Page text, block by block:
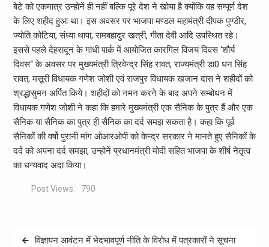
बेटे को एकमात्र उन्होनें ही नहीं बल्कि पूरे देश ने खोया है क्योंकि वह सम्पूर्ण देश
के लिए शहीद हुआ था। इस अवसर पर भाजपा मण्डल महामंत्री दीपक पुण्डीर,
ज्योति कोटिया, संध्या थापा, रामबहादुर खत्री, गीता देवी आदि उपस्थित रहे।
इससे पहले देहरादून के गांधी पार्क में आयोजित कारगिल विजय दिवस ‘शौर्य
दिवस‘‘ के अवसर पर मुख्यमंत्री त्रिवेन्द्र सिंह रावत, राज्यमंत्री डा0 धन सिंह
रावत, मसूरी विधायक गणेश जोशी एवं राजपुर विधायक खजान दास ने शहीदों को
श्रद्धासुमन अर्पित किये। शहीदों को नमन करने के बाद अपने सम्बोधन में
विधायक गणेश जोशी ने कहा कि हमारे मुख्यमंत्री एक सैनिक के पुत्र हैं और एक
सैनिक या सैनिक का पुत्र ही सैनिक का दर्द समझ सकता है। कहा कि पूर्व
सैनिकों की वर्षो पुरानी मांग ओआरओपी को केन्द्र सरकार ने मानते हुए सैनिकों के
दर्द को अपना दर्द समझा, उन्होनें प्रधानमंत्री मोदी सहित भाजपा के शीर्ष नेतृत्व
का धन्यवाद अदा किया।
Post Views: 790
Postविज्ञापन आवंटन में भेदभावपूर्ण नीति के विरोध में पत्रकारों ने सूचना